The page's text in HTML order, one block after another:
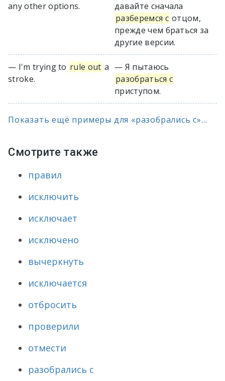
any other options.
давайте сначала
разберемся с отцом,
прежде чем браться за
другие версии.
— I'm trying to rule out a
stroke.
— Я пытаюсь
разобраться с
приступом.
Показать ещё примеры для «разобрались с»...
Смотрите также
правил
исключить
исключает
исключено
вычеркнуть
исключается
отбросить
проверили
отмести
разобрались с